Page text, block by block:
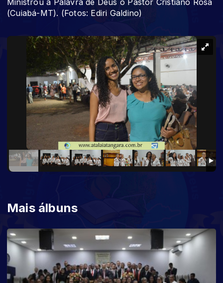
Ministrou a Palavra de Deus o Pastor Cristiano Rosa
(Cuiabá-MT). (Fotos: Ediri Galdino)
Mais álbuns